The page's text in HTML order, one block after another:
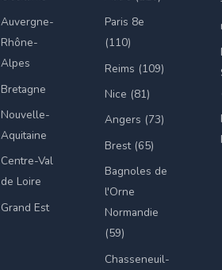
Auvergne-
Rhône-
Alpes
Bretagne
Nouvelle-
Aquitaine
Centre-Val
de Loire
Grand Est
Paris 8e
(110)
Reims (109)
Nice (81)
Angers (73)
Brest (65)
Bagnoles de
l'Orne
Normandie
(59)
Chasseneuil-